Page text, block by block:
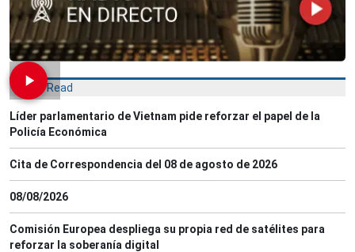
Most Read
Líder parlamentario de Vietnam pide reforzar el papel de la
Policía Económica
Cita de Correspondencia del 08 de agosto de 2026
08/08/2026
Comisión Europea despliega su propia red de satélites para
reforzar la soberanía digital